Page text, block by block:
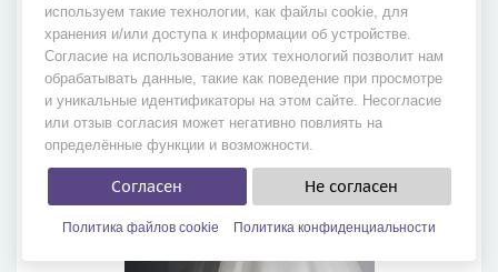
используем такие технологии, как файлы cookie, для
хранения и/или доступа к информации об устройстве.
Согласие на использование этих технологий позволит нам
обрабатывать данные, такие как поведение при просмотре
и уникальные идентификаторы на этом сайте. Несогласие
или отзыв согласия может негативно повлиять на
определённые функции и возможности.
Согласен Не согласен
Политика файлов cookie Политика конфиденциальности